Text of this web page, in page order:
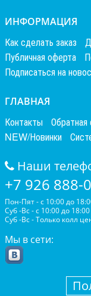
ИНФОРМАЦИЯ
Как сделать заказ
Публичная оферта
Подписаться на
ГЛАВНАЯ
Контакты Обратная
NEW/Новинки
Наши
+7 926 888-
Пон-Пят - с 10:00 до
Суб -Вс - с 10:00 до 18:00
Суб -Вс - Только колл
Мы в сети: